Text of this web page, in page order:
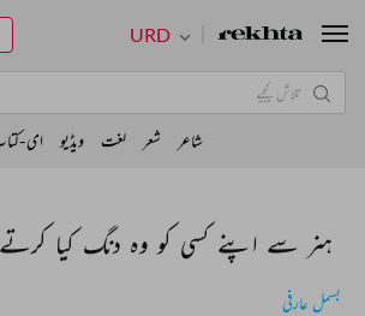
ہنر سے اپنے کسی کو وہ دنگ کیا کرتے
بسمل عارفی
URD
شاعر شعر لغت ویڈیو ای-